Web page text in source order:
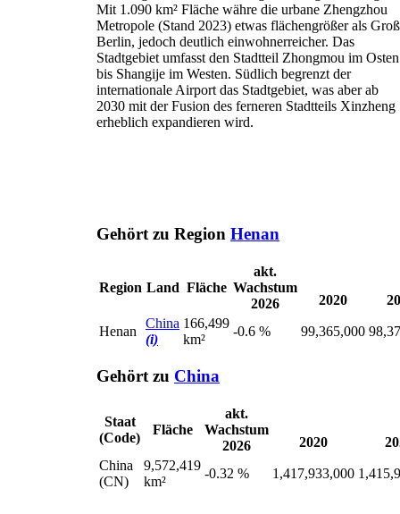
Mit 1.090 km² Fläche währe die urbane Zhengzhou
Metropole (Stand 2023) etwas flächengrößer als
Berlin, jedoch deutlich einwohnerreicher. Das
Stadtgebiet umfasst den Stadtteil Zhongmou im Osten
bis Shangije im Westen. Südlich begrenzt der
internationale Airport das Stadtgebiet, was aber ab
2030 mit der Fusion des ferneren Stadtteils Xinzheng
erheblich expandieren wird.
Gehört zu Region Henan
Region Land Fläche
akt.
Wachstum
2026
2020
Henan
China
(i)
166,499
km²
-0.6 % 99,365,000
Gehört zu China
Staat
(Code)
Fläche
akt.
Wachstum
2026
2020
China
(CN)
9,572,419
km²
-0.32 % 1,417,933,000